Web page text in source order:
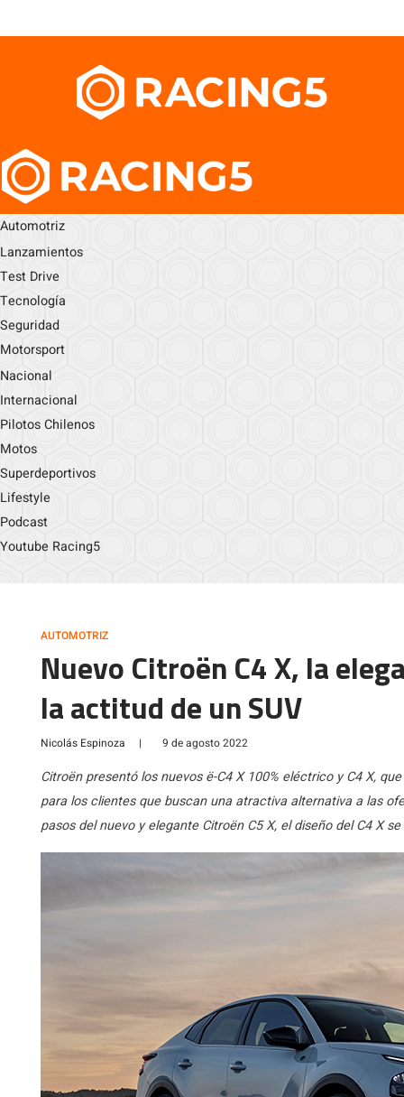
Automotriz
Lanzamientos
Test Drive
Tecnología
Seguridad
Motorsport
Nacional
Internacional
Pilotos Chilenos
Motos
Superdeportivos
Lifestyle
Podcast
Youtube Racing5
AUTOMOTRIZ
Nuevo Citroën C4 X, la
la actitud de un SUV
Nicolás Espinoza | 9 de agosto 2022
Citroën presentó los nuevos ë-C4 X 100% eléctrico y C4 X,
para los clientes que buscan una atractiva alternativa a las
pasos del nuevo y elegante Citroën C5 X, el diseño del C4 X